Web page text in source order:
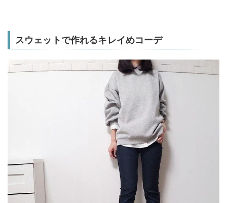
スウェットで作れるキレイめコーデ